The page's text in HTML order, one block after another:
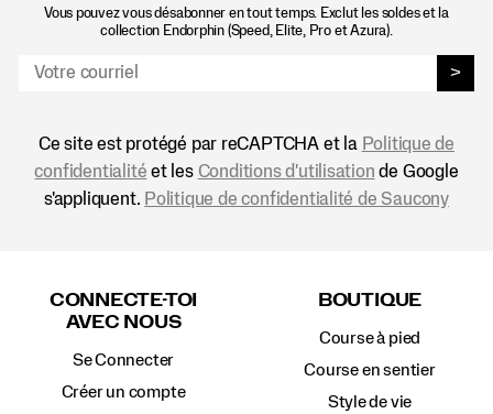
Vous pouvez vous désabonner en tout temps. Exclut les soldes et la
collection Endorphin (Speed, Elite, Pro et Azura).
>
Ce site est protégé par reCAPTCHA et la Politique de
confidentialité et les Conditions d'utilisation de Google
s'appliquent. Politique de confidentialité de Saucony
CONNECTE-TOI
AVEC NOUS
Se Connecter
Créer un compte
BOUTIQUE
Course à pied
Course en sentier
Style de vie